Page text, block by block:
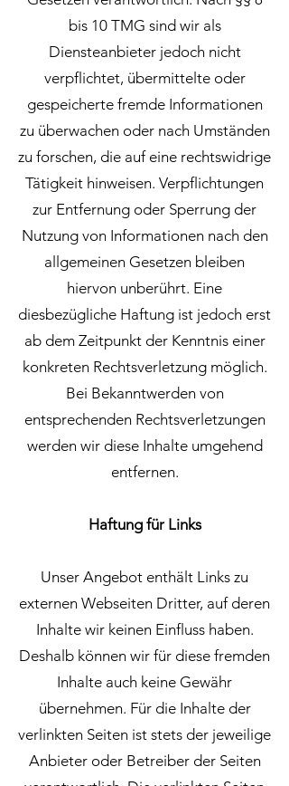
bis 10 TMG sind wir als
Diensteanbieter jedoch nicht
verpflichtet, übermittelte oder
gespeicherte fremde Informationen
zu überwachen oder nach Umständen
zu forschen, die auf eine rechtswidrige
Tätigkeit hinweisen. Verpflichtungen
zur Entfernung oder Sperrung der
Nutzung von Informationen nach den
allgemeinen Gesetzen bleiben
hiervon unberührt. Eine
diesbezügliche Haftung ist jedoch erst
ab dem Zeitpunkt der Kenntnis einer
konkreten Rechtsverletzung möglich.
Bei Bekanntwerden von
entsprechenden Rechtsverletzungen
werden wir diese Inhalte umgehend
entfernen.
Haftung für Links
Unser Angebot enthält Links zu
externen Webseiten Dritter, auf deren
Inhalte wir keinen Einfluss haben.
Deshalb können wir für diese fremden
Inhalte auch keine Gewähr
übernehmen. Für die Inhalte der
verlinkten Seiten ist stets der jeweilige
Anbieter oder Betreiber der Seiten